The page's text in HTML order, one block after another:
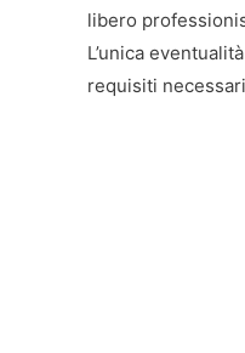
libero
L’unica
requisiti